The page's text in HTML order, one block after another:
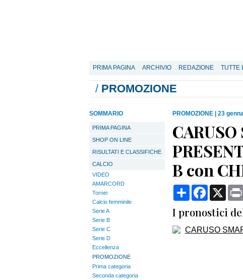
PRIMA PAGINA ARCHIVIO REDAZIONE TUTTE
/ PROMOZIONE
SOMMARIO
PRIMA PAGINA
SHOP ON LINE
RISULTATI E CLASSIFICHE
CALCIO
VIDEO
AMARCORD
Tornei
Calcio femminile
Serie A
Serie B
Serie C
Serie D
Eccellenza
PROMOZIONE
Prima categoria
Seconda categoria
PROMOZIONE 23
CARUSO
B con
CondividiFacebook
X
I pronostici